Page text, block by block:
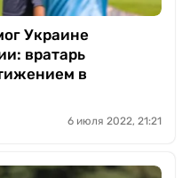
Украине
вратарь
в
6 июля 2022, 21:21